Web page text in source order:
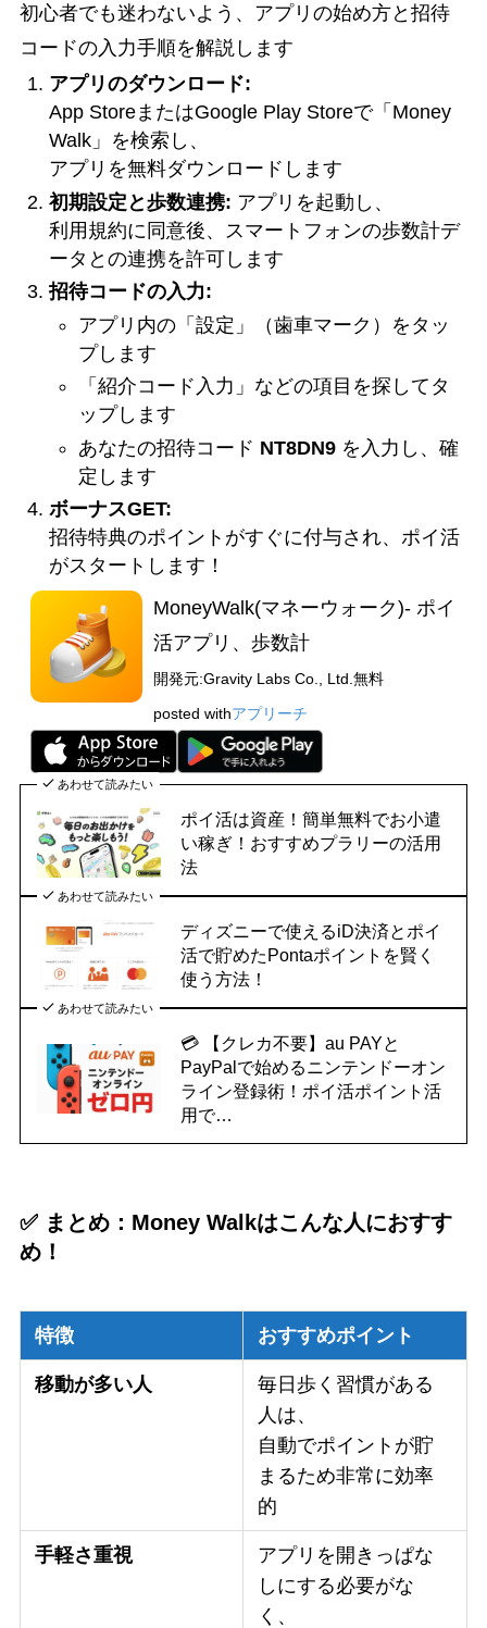
初心者でも迷わないよう、アプリの始め方と招待
コードの入力手順を解説します
アプリのダウンロード:
App StoreまたはGoogle Play Storeで「Money
Walk」を検索し、
アプリを無料ダウンロードします
初期設定と歩数連携: アプリを起動し、
利用規約に同意後、スマートフォンの歩数計デ
ータとの連携を許可します
招待コードの入力:
アプリ内の「設定」（歯車マーク）をタッ
プします
「紹介コード入力」などの項目を探してタ
ップします
あなたの招待コード NT8DN9を入力し、確
定します
ボーナスGET:
招待特典のポイントがすぐに付与され、ポイ活
がスタートします！
MoneyWalk(マネーウォーク)- ポイ
活アプリ、歩数計
開発元:Gravity Labs Co., Ltd. 無料
posted withアプリーチ
あわせて読みたい
ポイ活は資産！簡単無料でお小遣
い稼ぎ！おすすめプラリーの活用
法
あわせて読みたい
ディズニーで使えるiD決済とポイ
活で貯めたPontaポイントを賢く
使う方法！
あわせて読みたい
💳 【クレカ不要】au PAYと
PayPalで始めるニンテンドーオン
ライン登録術！ポイ活ポイント活
用で…
✅ まとめ：Money Walkはこんな人におすす
め！
特徴 おすすめポイント
移動が多い人
毎日歩く習慣がある
人は、
自動でポイントが貯
まるため非常に効率
的
手軽さ重視
アプリを開きっぱな
しにする必要がな
く、